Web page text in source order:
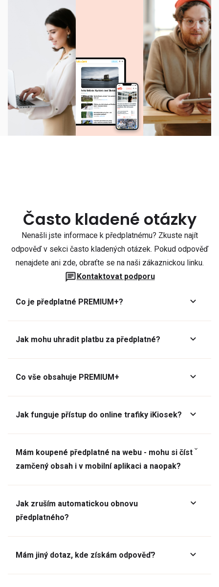
Často kladené otázky
Nenašli jste informace k předplatnému? Zkuste najít
odpověď v sekci často kladených otázek. Pokud odpověď
nenajdete ani zde, obraťte se na naši zákaznickou linku.
Kontaktovat podporu
Co je předplatné PREMIUM+?
Jak mohu uhradit platbu za předplatné?
Co vše obsahuje PREMIUM+
Jak funguje přístup do online trafiky iKiosek?
Mám koupené předplatné na webu - mohu si číst
zamčený obsah i v mobilní aplikaci a naopak?
Jak zruším automatickou obnovu
předplatného?
Mám jiný dotaz, kde získám odpověď?